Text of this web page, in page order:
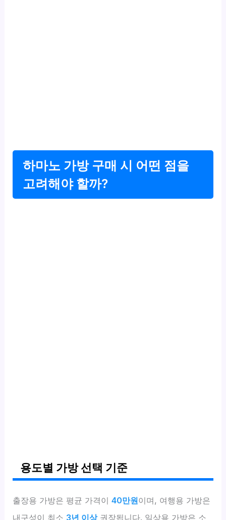
하마노 가방 구매 시 어떤 점을
고려해야 할까?
용도별 가방 선택 기준
출장용 가방은 평균 가격이40만원이며, 여행용 가방은
내구성이 최소 3년 이상권장됩니다. 일상용 가방은 소